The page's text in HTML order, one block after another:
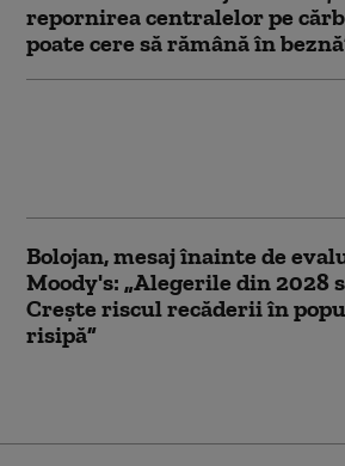
repornirea centralelor pe
poate cere să rămână în
Bolojan, mesaj înainte de
Moody's: „Alegerile din 2028
Crește riscul recăderii în
risipă”